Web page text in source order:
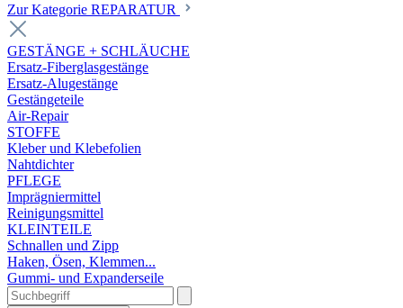
Zur Kategorie REPARATUR
GESTÄNGE + SCHLÄUCHE
Ersatz-Fiberglasgestänge
Ersatz-Alugestänge
Gestängeteile
Air-Repair
STOFFE
Kleber und Klebefolien
Nahtdichter
PFLEGE
Imprägniermittel
Reinigungsmittel
KLEINTEILE
Schnallen und Zipp
Haken, Ösen, Klemmen...
Gummi- und Expanderseile